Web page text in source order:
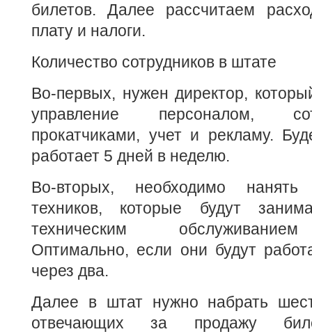
билетов. Далее рассчитаем
плату и налоги.
Количество сотрудников в штате
Во-первых, нужен директор,
управление персоналом,
прокатчиками, учет и рекламу.
работает 5 дней в неделю.
Во-вторых, необходимо
техников, которые будут
техническим
Оптимально, если они будут
через два.
Далее в штат нужно набрать
отвечающих за продажу